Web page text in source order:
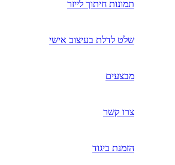
תמונות חיתוך לייזר
שלט לדלת בעיצוב אישי
מבצעים
צרו קשר
הזמנת ביגוד